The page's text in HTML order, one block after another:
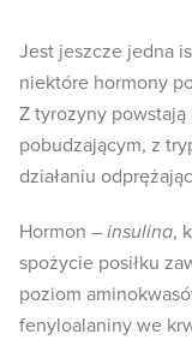
Jest jeszcze jedna
niektóre hormony
Z tyrozyny powstają
pobudzającym, z
działaniu
Hormon – insulina,
spożycie posiłku
poziom
fenyloalaniny we